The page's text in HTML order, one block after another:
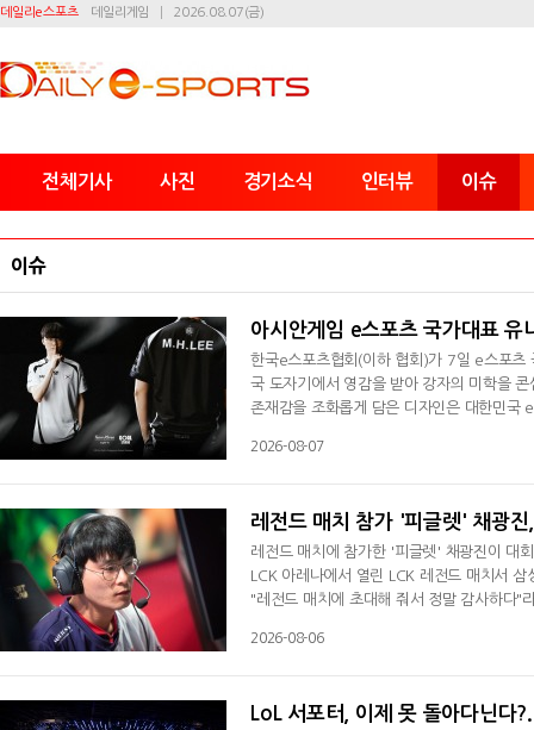
데일리e스포츠 데일리게임 2026.08.07(금)
전체기사 사진 경기소식 인터뷰 이슈
이슈
아시안게임 e스포츠 국가대표 유
한국e스포츠협회(이하 협회)가 7일 e스포츠
국 도자기에서 영감을 받아 강자의 미학을
존재감을 조화롭게 담은 디자인은 대한민국
장을 넘어 일상에서도 대한민국 e스포츠의
2026-08-07
레전드 매치 참가 '피글렛' 채광
레전드 매치에 참가한 '피글렛' 채광진이 대
LCK 아레나에서 열린 LCK 레전드 매치서
"레전드 매치에 초대해 줘서 정말 감사하다"
013년 SK텔레콤 T1(현 T1) 2팀에서 데뷔한
2026-08-06
LoL 서포터, 이제 못 돌아다닌다